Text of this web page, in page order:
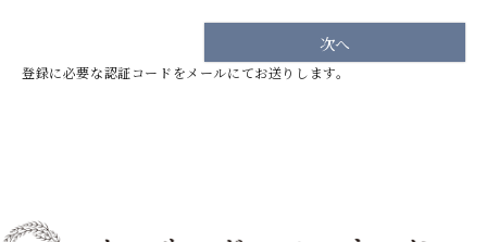
次へ
登録に必要な認証コードをメールにてお送りします。